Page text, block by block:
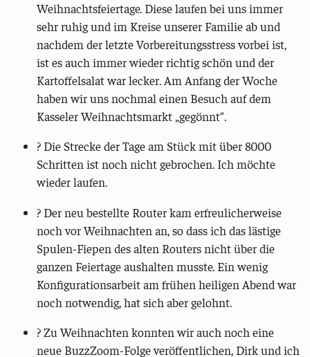
Weihnachtsfeiertage. Diese laufen bei uns immer
sehr ruhig und im Kreise unserer Familie ab und
nachdem der letzte Vorbereitungsstress vorbei ist,
ist es auch immer wieder richtig schön und der
Kartoffelsalat war lecker. Am Anfang der Woche
haben wir uns nochmal einen Besuch auf dem
Kasseler Weihnachtsmarkt „gegönnt“.
? Die Strecke der Tage am Stück mit über 8000
Schritten ist noch nicht gebrochen. Ich möchte
wieder laufen.
?️ Der neu bestellte Router kam erfreulicherweise
noch vor Weihnachten an, so dass ich das lästige
Spulen-Fiepen des alten Routers nicht über die
ganzen Feiertage aushalten musste. Ein wenig
Konfigurationsarbeit am frühen heiligen Abend war
noch notwendig, hat sich aber gelohnt.
?️ Zu Weihnachten konnten wir auch noch eine
neue BuzzZoom-Folge veröffentlichen, Dirk und ich